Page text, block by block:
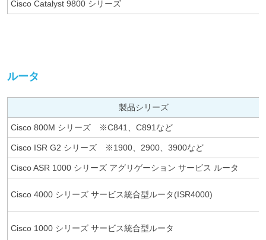
Cisco Catalyst 9800 シリーズ
ルータ
製品シリーズ
Cisco 800M シリーズ ※C841、C891など
Cisco ISR G2 シリーズ ※1900、2900、3900など
Cisco ASR 1000 シリーズ アグリゲーション サービス ルータ
Cisco 4000 シリーズ サービス統合型ルータ(ISR4000)
Cisco 1000 シリーズ サービス統合型ルータ